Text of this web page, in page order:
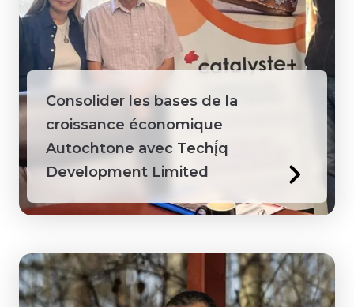
Consolider les bases de la
croissance économique
Autochtone avec Techį́q
Development Limited